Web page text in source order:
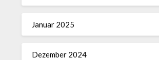
Januar 2025
Dezember 2024